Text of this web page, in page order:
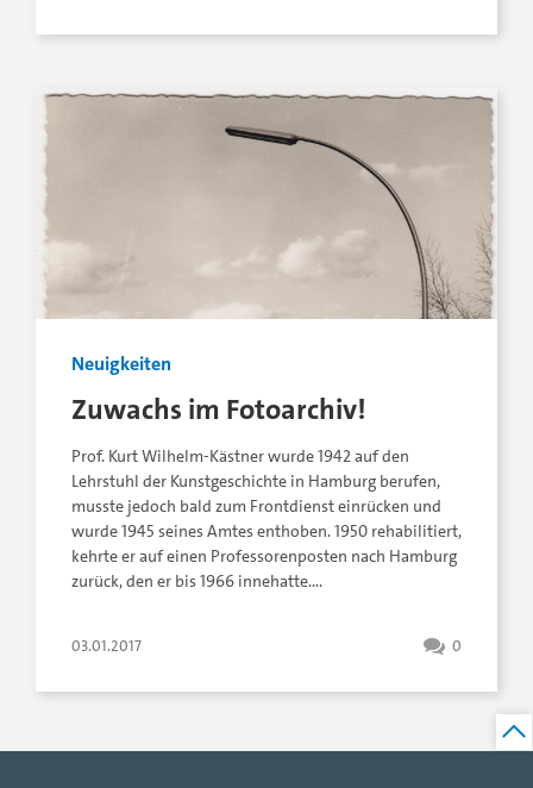
Neuigkeiten
Zuwachs im Fotoarchiv!
Prof. Kurt Wilhelm-Kästner wurde 1942 auf den
Lehrstuhl der Kunstgeschichte in Hamburg berufen,
musste jedoch bald zum Frontdienst einrücken und
wurde 1945 seines Amtes enthoben. 1950 rehabilitiert,
kehrte er auf einen Professorenposten nach Hamburg
zurück, den er bis 1966 innehatte….
03.01.2017 0